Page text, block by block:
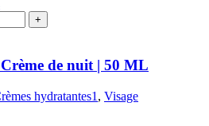
de nuit | 50 ML
hydratantes1 , Visage